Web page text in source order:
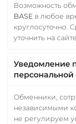
Возможность
BASE в любое
круглосуточно.
уточнить на
Уведомление
персональной
Обменники,
независимыми
не регулируем